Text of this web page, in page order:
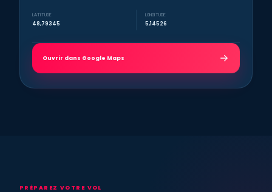
LATITUDE
48,79345
LONGITUDE
5,14526
Ouvrir dans Google Maps
PRÉPAREZ VOTRE VOL